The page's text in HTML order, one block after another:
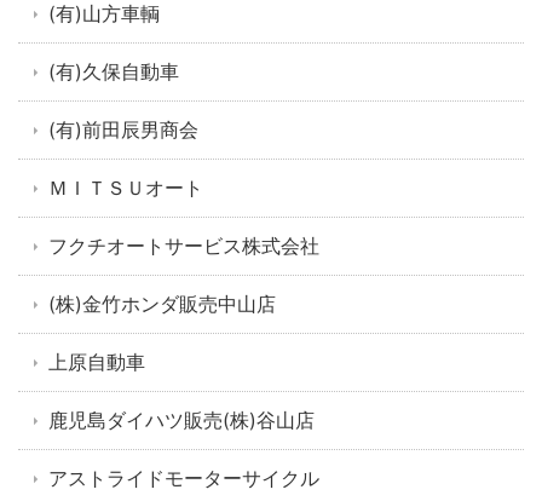
(有)山方車輌
(有)久保自動車
(有)前田辰男商会
ＭＩＴＳＵオート
フクチオートサービス株式会社
(株)金竹ホンダ販売中山店
上原自動車
鹿児島ダイハツ販売(株)谷山店
アストライドモーターサイクル